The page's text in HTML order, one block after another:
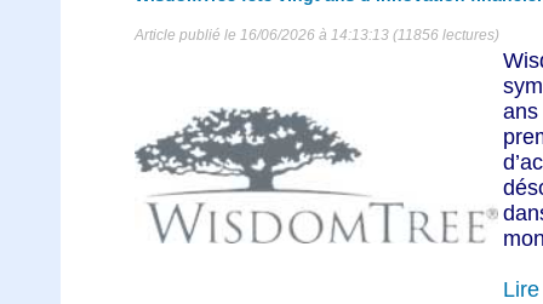
Article publié le 16/06/2026 à 14:13:13 (11856 lectures)